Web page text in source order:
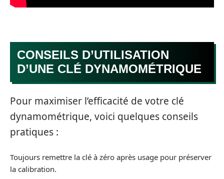
CONSEILS D’UTILISATION
D’UNE CLÉ DYNAMOMÉTRIQUE
Pour maximiser l’efficacité de votre clé
dynamométrique, voici quelques conseils
pratiques :
Toujours remettre la clé à zéro après usage pour préserver
la calibration.